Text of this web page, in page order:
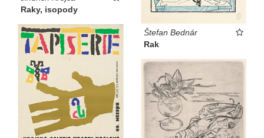
Raky, isopody
Štefan Bednár
Rak